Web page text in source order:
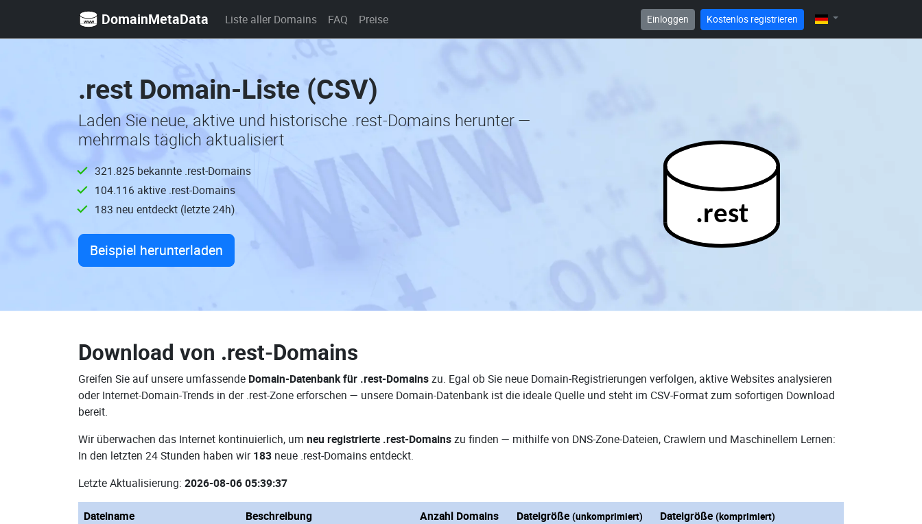
DomainMetaData Liste aller Domains FAQ Preise Einloggen Kostenlos registrieren
.rest Domain-Liste (CSV)
Laden Sie neue, aktive und historische .rest-Domains herunter —
mehrmals täglich aktualisiert
321.825 bekannte .rest-Domains
104.116 aktive .rest-Domains
183 neu entdeckt (letzte 24h)
Beispiel herunterladen
.rest
Download von .rest-Domains
Greifen Sie auf unsere umfassende Domain-Datenbank für .rest-Domainszu. Egal ob Sie neue Domain-Registrierungen verfolgen, aktive Websites analysieren
oder Internet-Domain-Trends in der .rest-Zone erforschen — unsere Domain-Datenbank ist die ideale Quelle und steht im CSV-Format zum sofortigen Download
bereit.
Wir überwachen das Internet kontinuierlich, um neu registrierte .rest-Domainszu finden — mithilfe von DNS-Zone-Dateien, Crawlern und Maschinellem Lernen:
In den letzten 24 Stunden haben wir 183 neue .rest-Domains entdeckt.
Letzte Aktualisierung: 2026-08-06 05:39:37
Dateiname Beschreibung Anzahl Domains Dateigröße (unkomprimiert) Dateigröße (komprimiert)